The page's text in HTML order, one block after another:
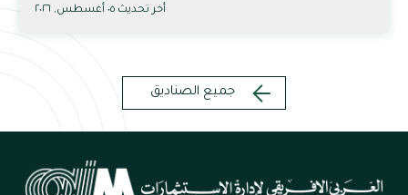
أخر تحديث ٠٥ أغسطس, ٢٠٢٦
جميع الصناديق